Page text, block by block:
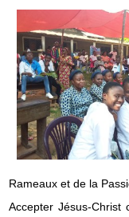
Rameaux et de la
Accepter Jésus-